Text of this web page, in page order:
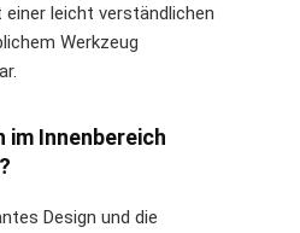
leicht verständlichen
Werkzeug
im Innenbereich
Design und die